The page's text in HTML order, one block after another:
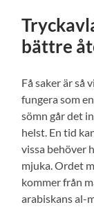
bättre
Få saker är så
fungera som
sömn går det
helst. En tid
vissa behöver
mjuka. Ordet
kommer från
arabiskans al-